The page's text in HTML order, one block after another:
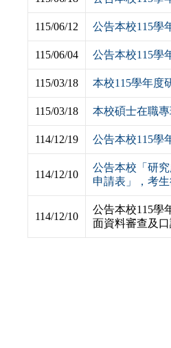
115/06/12 公告本校115學
115/06/04 公告本校115學
115/03/18 本校115學年度
115/03/18 本校碩士在職
114/12/19 公告本校115學
114/12/10
公告本校「研
申請表」，考
114/12/10
公告本校115學
面資料審查及